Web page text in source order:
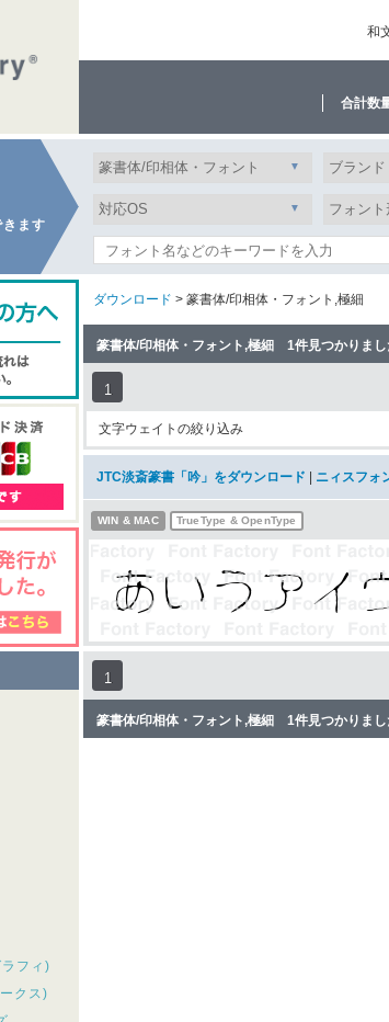
和
合計数
ます
フィ)
クス)
ダウンロード > 篆書体/印相体・フォント,極細
篆書体/印相体・フォント,極細 1件見つかりまし
1
文字ウェイトの絞り込み
JTC淡斎篆書「吟」をダウンロード ニィスフォ
WIN & MAC TrueType & OpenType
1
篆書体/印相体・フォント,極細 1件見つかりまし